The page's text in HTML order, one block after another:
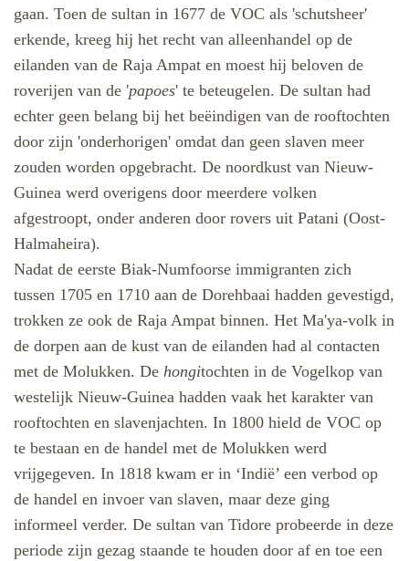
gaan. Toen de sultan in 1677 de VOC als 'schutsheer'
erkende, kreeg hij het recht van alleenhandel op de
eilanden van de Raja Ampat en moest hij beloven de
roverijen van de 'papoes' te beteugelen. De sultan had
echter geen belang bij het beëindigen van de rooftochten
door zijn 'onderhorigen' omdat dan geen slaven meer
zouden worden opgebracht. De noordkust van Nieuw-
Guinea werd overigens door meerdere volken
afgestroopt, onder anderen door rovers uit Patani (Oost-
Halmaheira).
Nadat de eerste Biak-Numfoorse immigranten zich
tussen 1705 en 1710 aan de Dorehbaai hadden gevestigd,
trokken ze ook de Raja Ampat binnen. Het Ma'ya-volk in
de dorpen aan de kust van de eilanden had al contacten
met de Molukken. De hongitochten in de Vogelkop van
westelijk Nieuw-Guinea hadden vaak het karakter van
rooftochten en slavenjachten. In 1800 hield de VOC op
te bestaan en de handel met de Molukken werd
vrijgegeven. In 1818 kwam er in ‘Indië’ een verbod op
de handel en invoer van slaven, maar deze ging
informeel verder. De sultan van Tidore probeerde in deze
periode zijn gezag staande te houden door af en toe een